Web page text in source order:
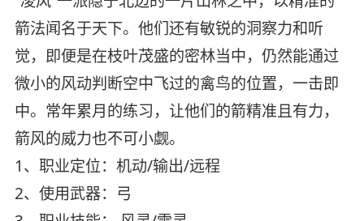
箭法闻名于天下。他们还有敏锐的洞察力和听
觉，即便是在枝叶茂盛的密林当中，仍然能通过
微小的风动判断空中飞过的禽鸟的位置，一击即
中。常年累月的练习，让他们的箭精准且有力，
箭风的威力也不可小觑。
1、职业定位：机动/输出/远程
2、使用武器：弓